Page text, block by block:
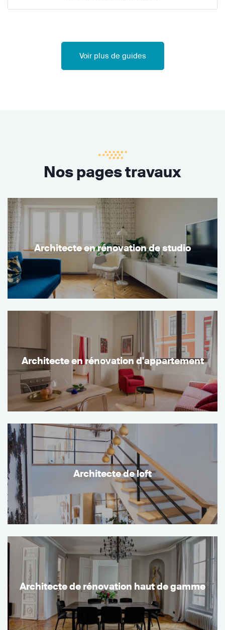
Voir plus de guides
Nos pages travaux
Architecte en rénovation de studio
Architecte en rénovation d'appartement
Architecte de loft
Architecte de rénovation haut de gamme